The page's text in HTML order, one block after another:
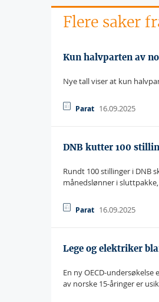
Flere saker
Kun halvparten av
Nye tall viser at kun
Parat 16.09.2025
DNB kutter 100
Rundt 100 stillinger i DNB
månedslønner i
Parat 16.09.2025
Lege og elektriker
En ny OECD-
av norske 15-åringer er